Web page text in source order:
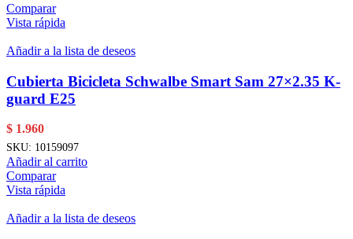
Comparar
Vista rápida
Añadir a la lista de deseos
Cubierta Bicicleta Schwalbe Smart Sam 27×2.35 K-
guard E25
$ 1.960
SKU: 10159097
Añadir al carrito
Comparar
Vista rápida
Añadir a la lista de deseos